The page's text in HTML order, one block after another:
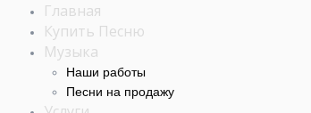
Главная
Купить Песню
Музыка
Наши работы
Песни на продажу